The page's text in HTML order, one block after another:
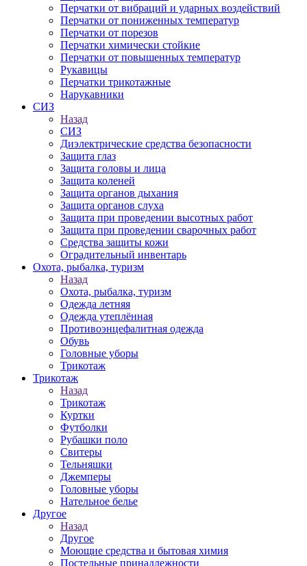
Перчатки от вибраций и ударных воздействий
Перчатки от пониженных температур
Перчатки от порезов
Перчатки химически стойкие
Перчатки от повышенных температур
Рукавицы
Перчатки трикотажные
Нарукавники
СИЗ
Назад
СИЗ
Диэлектрические средства безопасности
Защита глаз
Защита головы и лица
Защита коленей
Защита органов дыхания
Защита органов слуха
Защита при проведении высотных работ
Защита при проведении сварочных работ
Средства защиты кожи
Оградительный инвентарь
Охота, рыбалка, туризм
Назад
Охота, рыбалка, туризм
Одежда летняя
Одежда утеплённая
Противоэнцефалитная одежда
Обувь
Головные уборы
Трикотаж
Трикотаж
Назад
Трикотаж
Куртки
Футболки
Рубашки поло
Свитеры
Тельняшки
Джемперы
Головные уборы
Нательное белье
Другое
Назад
Другое
Моющие средства и бытовая химия
Постельные принадлежности